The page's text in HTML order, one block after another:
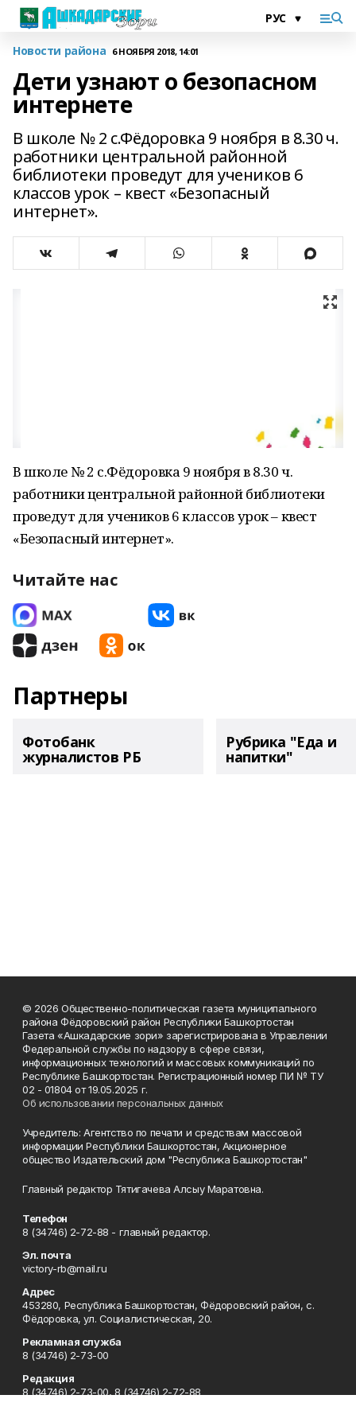
Новости района 6 НОЯБРЯ 2018, 14:01
Дети узнают о безопасном
интернете
В школе № 2 с.Фёдоровка 9 ноября в 8.30 ч.
работники центральной районной
библиотеки проведут для учеников 6
классов урок – квест «Безопасный
интернет».
В школе № 2 с.Фёдоровка 9 ноября в 8.30 ч.
работники центральной районной библиотеки
проведут для учеников 6 классов урок – квест
«Безопасный интернет».
Читайте нас
Партнеры
Фотобанк
журналистов РБ
Рубрика "Еда и
напитки"
© 2026 Общественно-политическая газета муниципального
района Фёдоровский район Республики Башкортостан
Газета «Ашкадарские зори» зарегистрирована в Управлении
Федеральной службы по надзору в сфере связи,
информационных технологий и массовых коммуникаций по
Республике Башкортостан. Регистрационный номер ПИ № ТУ
02 - 01804 от 19.05.2025 г.
Об использовании персональных данных
Учредитель: Агентство по печати и средствам массовой
информации Республики Башкортостан, Акционерное
общество Издательский дом "Республика Башкортостан"
Главный редактор Тятигачева Алсыу Маратовна.
Телефон
8 (34746) 2-72-88 - главный редактор.
Эл. почта
victory-rb@mail.ru
Адрес
453280, Республика Башкортостан, Фёдоровский район, с.
Фёдоровка, ул. Социалистическая, 20.
Рекламная служба
8 (34746) 2-73-00
Редакция
8 (34746) 2-73-00, 8 (34746) 2-72-88